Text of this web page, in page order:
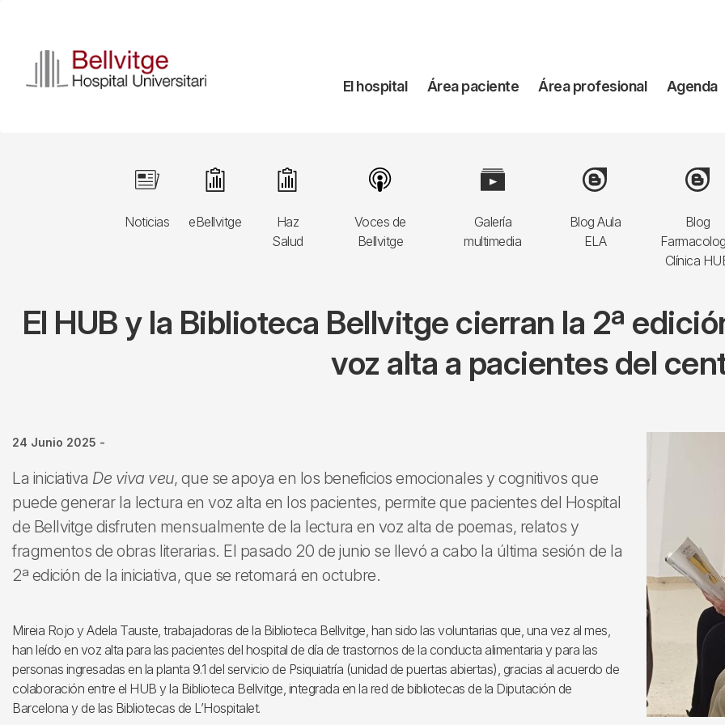
contenido
principal
Navegación
El hospital Área paciente Área profesional Agenda
Noticias
Image
eBellvitge
Image
Haz
Salud
Image
Voces de
Bellvitge
Image
Galería
multimedia
Image
Blog Aula
ELA
Image
Blog
Clínica
Image
El HUB y la Biblioteca Bellvitge cierran la 2ª
voz alta a pacientes del
24 Junio 2025 -
La iniciativa De viva veu, que se apoya en los beneficios emocionales y cognitivos que
puede generar la lectura en voz alta en los pacientes, permite que pacientes del Hospital
de Bellvitge disfruten mensualmente de la lectura en voz alta de poemas, relatos y
fragmentos de obras literarias. El pasado 20 de junio se llevó a cabo la última sesión de la
2ª edición de la iniciativa, que se retomará en octubre.
Mireia Rojo y Adela Tauste, trabajadoras de la Biblioteca Bellvitge, han sido las voluntarias que, una vez al mes,
han leído en voz alta para las pacientes del hospital de día de trastornos de la conducta alimentaria y para las
personas ingresadas en la planta 9.1 del servicio de Psiquiatría (unidad de puertas abiertas), gracias al acuerdo de
colaboración entre el HUB y la Biblioteca Bellvitge, integrada en la red de bibliotecas de la Diputación de
Barcelona y de las Bibliotecas de L’Hospitalet.